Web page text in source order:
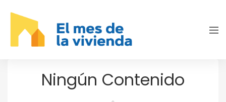
Ningún Contenido